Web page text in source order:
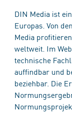
DIN Media ist
Europas. Von
Media
weltweit. Im
technische
auffindbar und
beziehbar. Die